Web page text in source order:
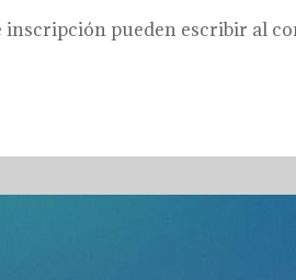
inscripción pueden escribir al